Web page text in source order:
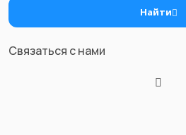
Найти
Связаться с нами